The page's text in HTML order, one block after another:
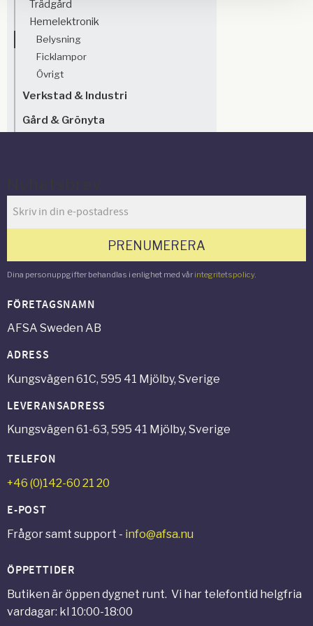
Trädgård
Hemelektronik
Belysning
Ficklampor
Övrigt
Verkstad & Industri
Gård & Grönyta
PRENUMERERA
Dina personuppgifter behandlas i enlighet med vår integritetspolicy.
FÖRETAGSNAMN
AFSA Sweden AB
ADRESS
Kungsvägen 61C, 595 41 Mjölby, Sverige
LEVERANSADRESS
Kungsvägen 61-63, 595 41 Mjölby, Sverige
TELEFON
+46 (0)142-60 21 20
E-POST
Frågor samt support - info@afsa.nu
ÖPPETTIDER
Butiken är öppen dygnet runt. Vi har telefontid helgfria
vardagar: kl 10:00-18:00